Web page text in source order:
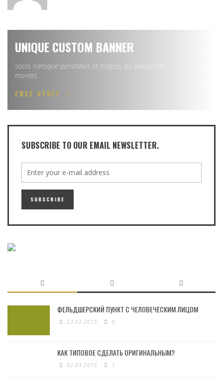
UNIQUE CUSTOM BANNER
sociis natoque penatibus et magnis dis parturient
montes
FREE STUFF
SUBSCRIBE TO OUR EMAIL NEWSLETTER.
ФЕЛЬДШЕРСКИЙ ПУНКТ С ЧЕЛОВЕЧЕСКИМ ЛИЦОМ
23.02.2015 0
КАК ТИПОВОЕ СДЕЛАТЬ ОРИГИНАЛЬНЫМ?
02.03.2015 1